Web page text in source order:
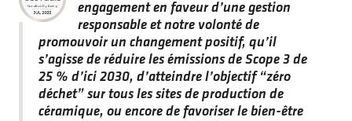
engagement en faveur d’une gestion
responsable et notre volonté de
promouvoir un changement positif, qu’il
s’agisse de réduire les émissions de Scope 3 de
25 % d’ici 2030, d’atteindre l’objectif “zéro
déchet” sur tous les sites de production de
céramique, ou encore de favoriser le bien-être